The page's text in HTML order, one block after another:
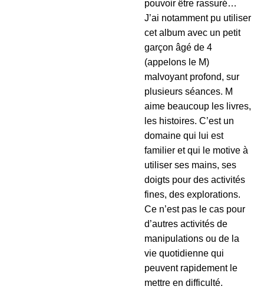
pouvoir être rassuré…
J’ai notamment pu utiliser
cet album avec un petit
garçon âgé de 4
(appelons le M)
malvoyant profond, sur
plusieurs séances. M
aime beaucoup les livres,
les histoires. C’est un
domaine qui lui est
familier et qui le motive à
utiliser ses mains, ses
doigts pour des activités
fines, des explorations.
Ce n’est pas le cas pour
d’autres activités de
manipulations ou de la
vie quotidienne qui
peuvent rapidement le
mettre en difficulté.